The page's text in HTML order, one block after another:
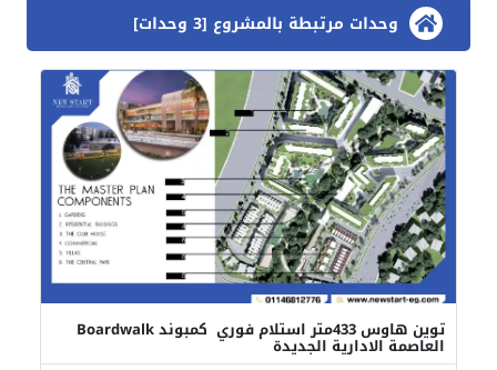
وحدات مرتبطة بالمشروع [3 وحدات]
توين هاوس 433متر استلام فوري كمبوند Boardwalk
العاصمة الادارية الجديدة